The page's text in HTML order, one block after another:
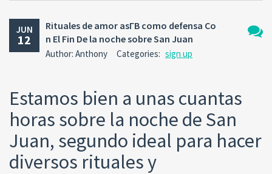
JUN
12
Rituales de amor asГ­В­ como defensa Co
n El Fin De la noche sobre San Juan
Author: Anthony Categories: sign up
Estamos bien a unas cuantas
horas sobre la noche de San
Juan, segundo ideal para hacer
diversos rituales y